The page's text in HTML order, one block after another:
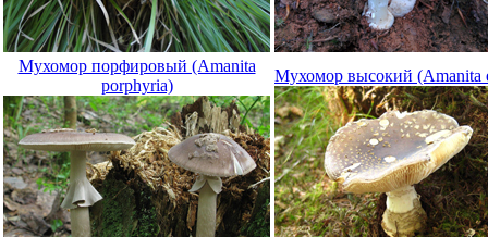
Мухомор порфировый (Amanita
porphyria)
Мухомор высокий (Amanita